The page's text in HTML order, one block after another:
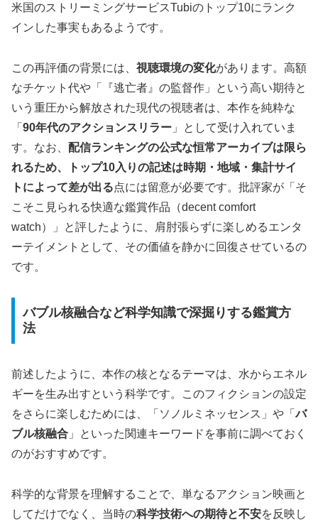
米国のストリーミングサービスTubiのトップ10にランク
インした事実もあるようです。
この再評価の背景には、 視聴環境の変化があります。高額
なチケット代や「『逃亡者』の監督作」という高い期待と
いう重圧から解放された現代の視聴者は、本作を純粋な
「 90年代のアクションスリラー 」として受け入れていま
す。なお、 配信ランキングの公式な恒常アーカイブは限ら
れるため、トップ10入りの記述は時期・地域・集計サイ
トによって差が出る点には留意が必要です。批評家が「そ
こそこ見られる快適な鑑賞作品（decent comfort
watch）」と評したように、肩肘張らずに楽しめるエンタ
ーテイメントとして、その価値を静かに回復させているの
です。
バブル核融合など科学知識で深掘りする鑑賞方
法
前述したように、本作の核となるテーマは、水からエネル
ギーを生み出すという科学です。このフィクションの設定
をさらに楽しむためには、「ソノルミネッセンス」や「バ
ブル核融合 」といった関連キーワードを事前に調べておく
のがおすすめです。
科学的な背景を理解することで、単なるアクション映画と
してだけでなく、当時の科学技術への期待と不安を反映し